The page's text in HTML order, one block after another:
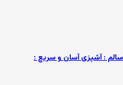
: آشپزی آسان و سریع :